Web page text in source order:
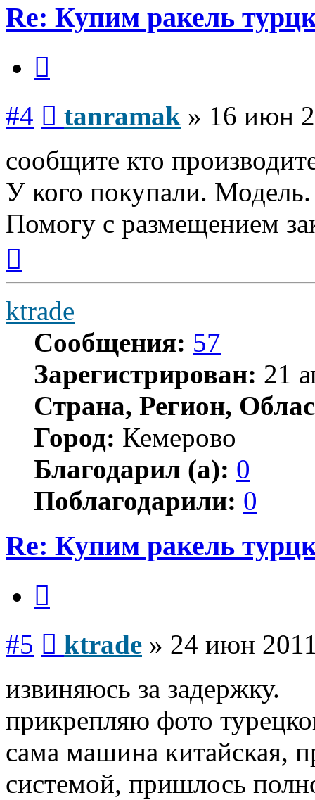
Re: Купим ракель
#4 tanramak » 16 июн
сообщите кто
У кого покупали. Модель.
Помогу с размещением
началу
ktrade
Сообщения: 57
Зарегистрирован: 21
Страна, Регион,
Город: Кемерово
Благодарил (а): 0
Поблагодарили: 0
Re: Купим ракель
#5 ktrade » 24 июн
извиняюсь за задержку.
прикрепляю фото
сама машина китайская,
системой, пришлось